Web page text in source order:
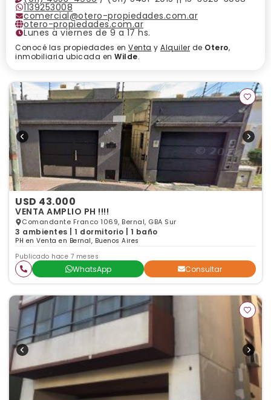
1139253008
comercial@otero-propiedades.com.ar
otero-propiedades.com.ar
Lunes a viernes de 9 a 17 hs.
Conocé las propiedades en Venta y Alquiler de Otero,
inmobiliaria ubicada en Wilde.
USD 43.000
VENTA AMPLIO PH !!!!
Comandante Franco 1069, Bernal, GBA Sur
3 ambientes | 1 dormitorio | 1 baño
PH en Venta en Bernal, Buenos Aires
Publicado hace 7 meses
WhatsApp Consultar